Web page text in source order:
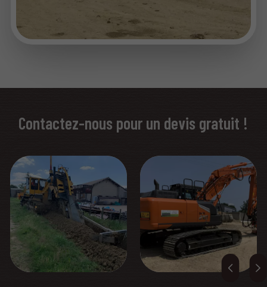
Contactez-nous pour un devis gratuit !